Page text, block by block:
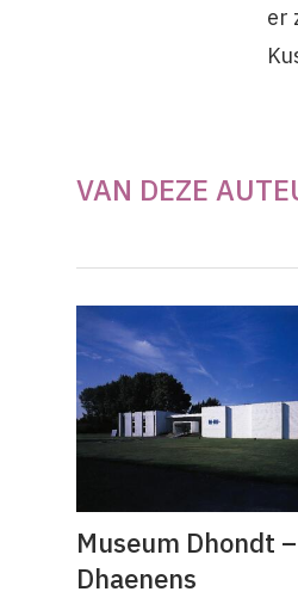
er
VAN DEZE
Museum Dhondt –
Dhaenens